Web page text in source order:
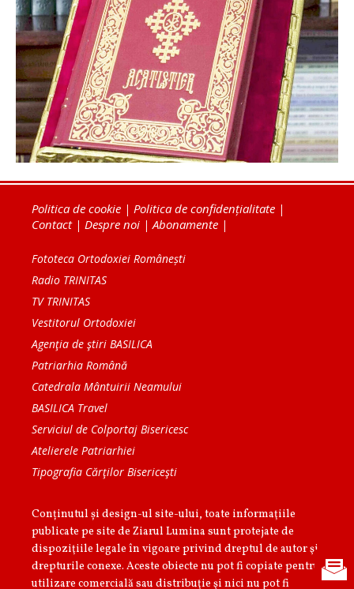
Politica de cookie | Politica de confidențialitate |
Contact| Despre noi | Abonamente |
Fototeca Ortodoxiei Românești
Radio TRINITAS
TV TRINITAS
Vestitorul Ortodoxiei
Agenţia de ştiri BASILICA
Patriarhia Română
Catedrala Mântuirii Neamului
BASILICA Travel
Serviciul de Colportaj Bisericesc
Atelierele Patriarhiei
Tipografia Cărţilor Bisericeşti
Conținutul și design-ul site-ului, toate informaţiile
publicate pe site de Ziarul Lumina sunt protejate de
dispoziţiile legale în vigoare privind dreptul de autor şi
drepturile conexe. Aceste obiecte nu pot fi copiate pentru
utilizare comercială sau distribuţie şi nici nu pot fi